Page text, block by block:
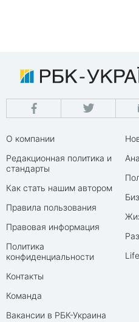
О компании
Редакционная политика и
стандарты
Как стать нашим автором
Правила пользования
Правовая информация
Политика
конфиденциальности
Контакты
Команда
Вакансии в РБК-Украина